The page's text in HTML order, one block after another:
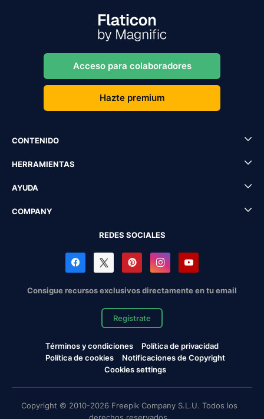
Acceso para colaboradores
Hazte premium
CONTENIDO
HERRAMIENTAS
AYUDA
COMPANY
REDES SOCIALES
Consigue recursos exclusivos directamente en tu email
Regístrate
Términos y condiciones
Política de privacidad
Política de cookies
Notificaciones de Copyright
Cookies settings
Copyright © 2010-2026 Freepik Company S.L.U. Todos los